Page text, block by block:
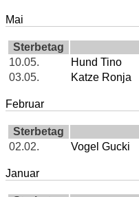
Mai
Sterbetag
10.05.
Hund Tino
03.05.
Katze Ronja
Februar
Sterbetag
02.02.
Vogel Gucki
Januar